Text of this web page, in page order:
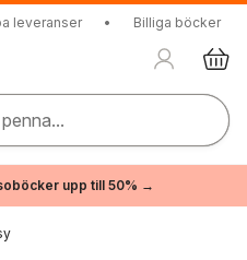
leveranser • Billiga böcker
upp till 50% →